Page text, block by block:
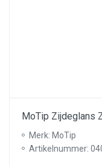
MoTip Zijdeglans
Merk: MoTip
Artikelnummer: